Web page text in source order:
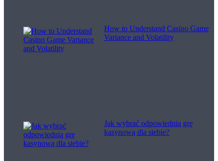
How to Understand Casino Game
Variance and Volatility
Jak wybrać odpowiednią grę
kasynową dla siebie?